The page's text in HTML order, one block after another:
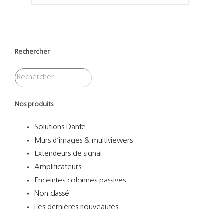
Rechercher
Nos produits
Solutions Dante
Murs d’images & multiviewers
Extendeurs de signal
Amplificateurs
Enceintes colonnes passives
Non classé
Les dernières nouveautés